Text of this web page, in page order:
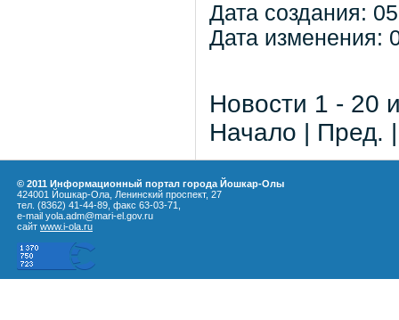
Дата создания:
Дата изменения:
Новости 1 - 20
Начало | Пред.
© 2011 Информационный портал города Йошкар-Олы
424001 Йошкар-Ола, Ленинский проспект, 27
тел. (8362) 41-44-89, факс 63-03-71,
e-mail yola.adm@mari-el.gov.ru
сайт www.i-ola.ru